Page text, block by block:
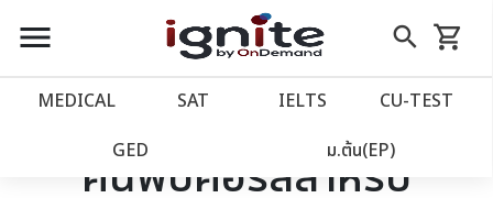
close
account_balance หน้าแรก
เว็บไซต์อิกไนท์
menu search
Skip
to
shopping_cart
รถเข็น
MEDICAL SAT IELTS CU‑TEST
GED ม.ต้น(EP)
ค้นพบคอร์สสำหรับ